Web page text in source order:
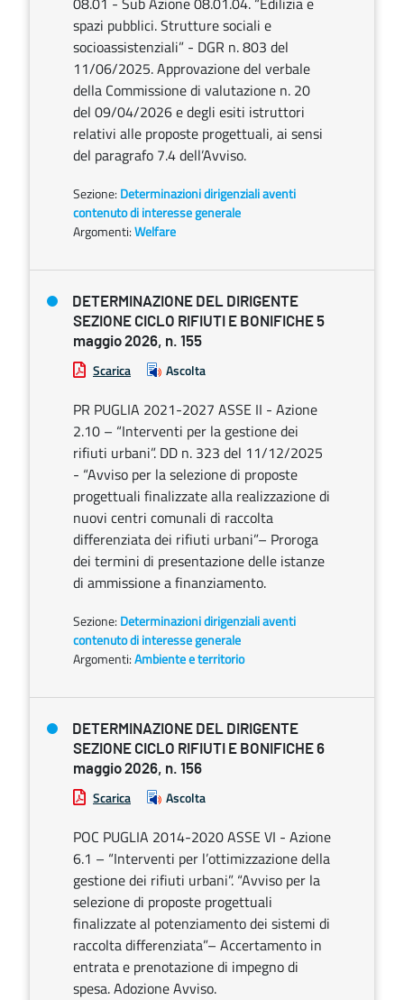
spazi pubblici. Strutture sociali e
socioassistenziali” - DGR n. 803 del
11/06/2025. Approvazione del verbale
della Commissione di valutazione n. 20
del 09/04/2026 e degli esiti istruttori
relativi alle proposte progettuali, ai sensi
del paragrafo 7.4 dell’Avviso.
Sezione: Determinazioni dirigenziali aventi
contenuto di interesse generale
Argomenti:Welfare
DETERMINAZIONE DEL DIRIGENTE
SEZIONE CICLO RIFIUTI E BONIFICHE 5
maggio 2026, n. 155
Scarica Ascolta
PR PUGLIA 2021-2027 ASSE II - Azione
2.10 – “Interventi per la gestione dei
rifiuti urbani”. DD n. 323 del 11/12/2025
- “Avviso per la selezione di proposte
progettuali finalizzate alla realizzazione di
nuovi centri comunali di raccolta
differenziata dei rifiuti urbani”– Proroga
dei termini di presentazione delle istanze
di ammissione a finanziamento.
Sezione: Determinazioni dirigenziali aventi
contenuto di interesse generale
Argomenti:Ambiente e territorio
DETERMINAZIONE DEL DIRIGENTE
SEZIONE CICLO RIFIUTI E BONIFICHE 6
maggio 2026, n. 156
Scarica Ascolta
POC PUGLIA 2014-2020 ASSE VI - Azione
6.1 – “Interventi per l’ottimizzazione della
gestione dei rifiuti urbani”. “Avviso per la
selezione di proposte progettuali
finalizzate al potenziamento dei sistemi di
raccolta differenziata”– Accertamento in
entrata e prenotazione di impegno di
spesa. Adozione Avviso.